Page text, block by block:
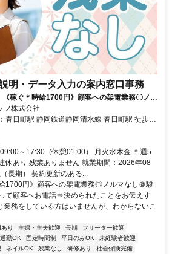
明・データ入力の案内窓口事務
稼ぐ＊時給1700円》顧客への架電業務〇ノル
フ株式会社
水線 春日町駅 徒歩17
ところにバス停あり！駐輪場もあります◎ 車
の方：駐車場の自己手配が必要です
～17:30（休憩01:00） 月火水木金 ＊週5
休あり 残業ありません 就業期間：2026年08
長期） 契約更新のある...
1700円》顧客への架電業務◎ノルマなし＠駿
て顧客へお電話⇒決められたことをお伝えす
業務をしている方はいませんが、わからないこ
り 主婦・主夫歓迎 長期
フリーター歓迎
勤OK 固定時間制 平日のみOK
未経験者歓迎
ネイルOK 残業なし 研修あり
社会保険完備